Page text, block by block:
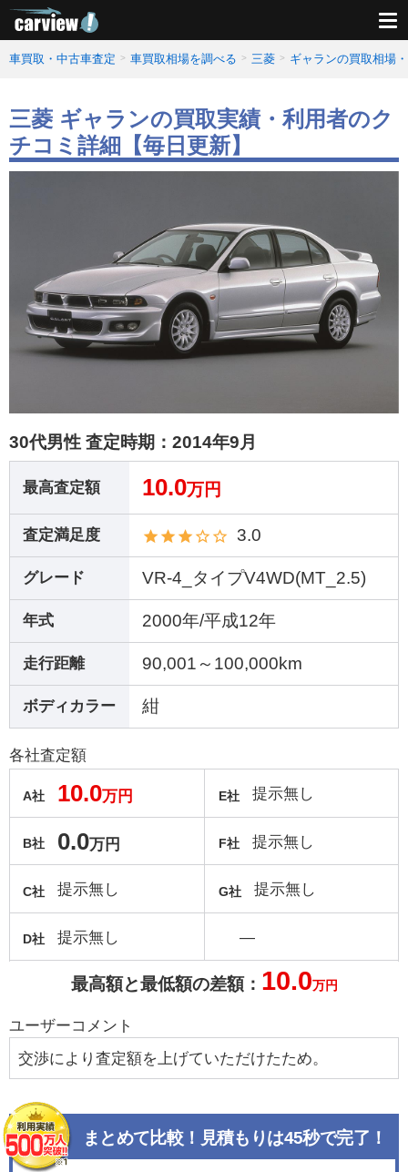
車買取・中古車査定 車買取相場を調べる 三菱 ギャランの買取相場
三菱 ギャランの買取実績・利用者のク
チコミ詳細【毎日更新】
30代男性 査定時期： 2014年9月
最高査定額 10.0万円
査定満足度 3.0
グレード VR-4_タイプV4WD(MT_2.5)
年式 2000年/平成12年
走行距離 90,001～100,000km
ボディカラー 紺
各社査定額
A社 10.0万円
B社 0.0万円
C社 提示無し
D社 提示無し
E社 提示無し
F社 提示無し
G社 提示無し
―
最高額と最低額の差額： 10.0万円
ユーザーコメント
交渉により査定額を上げていただけたため。
まとめて比較！見積もりは45秒で完了！